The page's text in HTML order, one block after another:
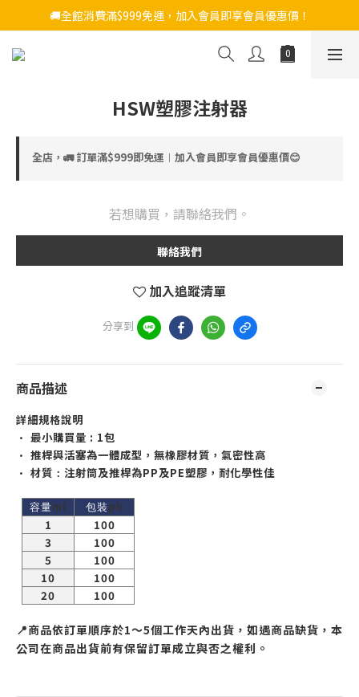
🚚全館消費滿$999免運，加入會員即享會員優惠價！
HSW塑膠注射器
全店，🚛 訂單滿$999即免運︱加入會員即享會員優惠價😊
若想購買，請聯絡我們。
聯絡我們
加入追蹤清單
分享到
商品描述
詳細規格說明
• 最小購買量 : 1包
• 推桿與活塞為一體成型，無橡膠材質，氣密性高
• 材質 ： 注射筒及推桿為PP及PE塑膠，耐化學性佳
容量ml 包裝 pk
1
100
3
100
5
100
10
100
20
100
📍商品依訂單順序於1～5個工作天內出貨，如遇商品缺貨，本
公司在商品出貨前有保留訂單成立與否之權利。